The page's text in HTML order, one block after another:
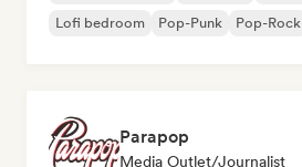
Lofi bedroom
Pop-Punk Pop-Rock
Parapop
Media Outlet/Journalist